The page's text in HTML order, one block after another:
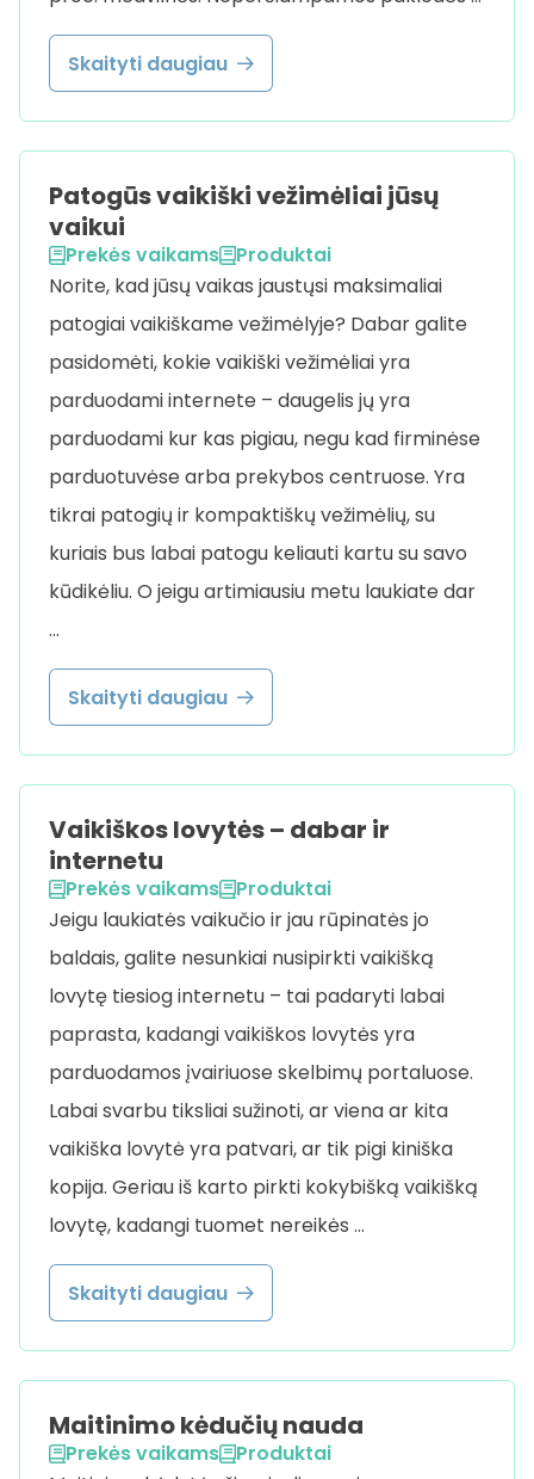
Skaityti daugiau
Patogūs vaikiški vežimėliai jūsų
vaikui
Prekės vaikams
Produktai
Norite, kad jūsų vaikas jaustųsi maksimaliai
patogiai vaikiškame vežimėlyje? Dabar galite
pasidomėti, kokie vaikiški vežimėliai yra
parduodami internete – daugelis jų yra
parduodami kur kas pigiau, negu kad firminėse
parduotuvėse arba prekybos centruose. Yra
tikrai patogių ir kompaktiškų vežimėlių, su
kuriais bus labai patogu keliauti kartu su savo
kūdikėliu. O jeigu artimiausiu metu laukiate dar
…
Skaityti daugiau
Vaikiškos lovytės – dabar ir
internetu
Prekės vaikams
Produktai
Jeigu laukiatės vaikučio ir jau rūpinatės jo
baldais, galite nesunkiai nusipirkti vaikišką
lovytę tiesiog internetu – tai padaryti labai
paprasta, kadangi vaikiškos lovytės yra
parduodamos įvairiuose skelbimų portaluose.
Labai svarbu tiksliai sužinoti, ar viena ar kita
vaikiška lovytė yra patvari, ar tik pigi kiniška
kopija. Geriau iš karto pirkti kokybišką vaikišką
lovytę, kadangi tuomet nereikės …
Skaityti daugiau
Maitinimo kėdučių nauda
Prekės vaikams
Produktai